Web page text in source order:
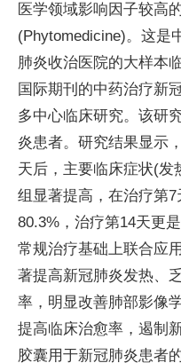
医学领域影响因子较高
(Phytomedicine)。这是
肺炎收治医院的大样本
国际期刊的中药治疗新
多中心临床研究。该研
炎患者。研究结果显示
天后，主要临床症状(发
组显著提高，在治疗第
80.3%，治疗第14天更
常规治疗基础上联合应
著提高新冠肺炎发热、
率，明显改善肺部影像
提高临床治愈率，遏制
胶囊用于新冠肺炎患者